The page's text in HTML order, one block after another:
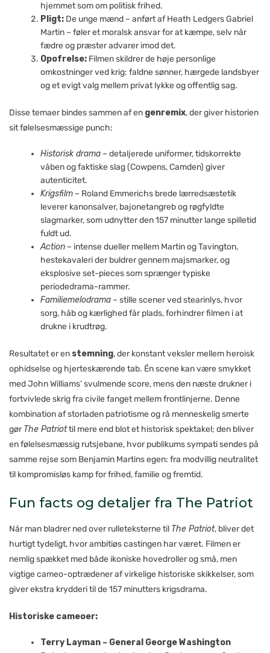
hjemmet som om politisk frihed.
Pligt: De unge mænd – anført af Heath Ledgers Gabriel
Martin – føler et moralsk ansvar for at kæmpe, selv når
fædre og præster advarer imod det.
Opofrelse: Filmen skildrer de høje personlige
omkostninger ved krig: faldne sønner, hærgede landsbyer
og et evigt valg mellem privat lykke og offentlig sag.
Disse temaer bindes sammen af en genremix, der giver historien
sit følelsesmæssige punch:
Historisk drama – detaljerede uniformer, tidskorrekte
våben og faktiske slag (Cowpens, Camden) giver
autenticitet.
Krigsfilm – Roland Emmerichs brede lærredsæstetik
leverer kanonsalver, bajonetangreb og røgfyldte
slagmarker, som udnytter den 157 minutter lange spilletid
fuldt ud.
Action – intense dueller mellem Martin og Tavington,
hestekavaleri der buldrer gennem majsmarker, og
eksplosive set-pieces som sprænger typiske
periodedrama-rammer.
Familiemelodrama – stille scener ved stearinlys, hvor
sorg, håb og kærlighed får plads, forhindrer filmen i at
drukne i krudtrøg.
Resultatet er en stemning, der konstant veksler mellem heroisk
ophidselse og hjerteskærende tab. Én scene kan være smykket
med John Williams’ svulmende score, mens den næste drukner i
fortvivlede skrig fra civile fanget mellem frontlinjerne. Denne
kombination af storladen patriotisme og rå menneskelig smerte
gørThe Patriottil mere end blot et historisk spektakel; den bliver
en følelsesmæssig rutsjebane, hvor publikums sympati sendes på
samme rejse som Benjamin Martins egen: fra modvillig neutralitet
til kompromisløs kamp for frihed, familie og fremtid.
Fun facts og detaljer fra The Patriot
Når man bladrer ned over rulleteksterne til The Patriot, bliver det
hurtigt tydeligt, hvor ambitiøs castingen har været. Filmen er
nemlig spækket med både ikoniske hovedroller og små, men
vigtige cameo-optrædener af virkelige historiske skikkelser, som
giver ekstra krydderi til de 157 minutters krigsdrama.
Historiske cameoer:
Terry Layman – General George Washington